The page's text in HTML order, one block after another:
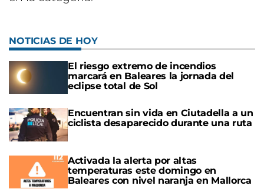
NOTICIAS DE HOY
El riesgo extremo de incendios
marcará en Baleares la jornada del
eclipse total de Sol
Encuentran sin vida en Ciutadella a un
ciclista desaparecido durante una ruta
Activada la alerta por altas
temperaturas este domingo en
Baleares con nivel naranja en Mallorca